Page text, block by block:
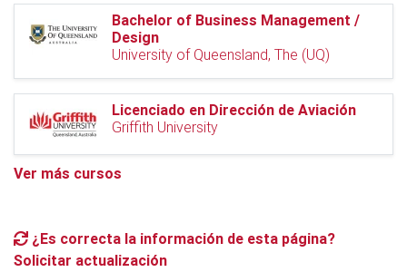
Bachelor of Business Management /
Design
University of Queensland, The (UQ)
Licenciado en Dirección de Aviación
Griffith University
Ver más cursos
¿Es correcta la información de esta página?
Solicitar actualización